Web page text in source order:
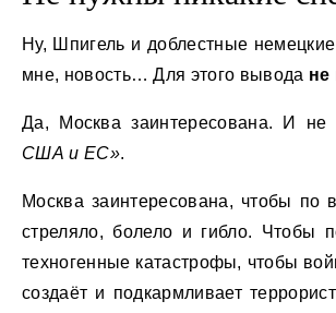
Ну, Шпигель и доблестные
мне, новость… Для этого вывода не
Да, Москва заинтересована. И не
США и ЕС».
Москва заинтересована, чтобы по
стреляло, болело и гибло. Чтобы
техногенные катастрофы, чтобы
создаёт и подкармливает